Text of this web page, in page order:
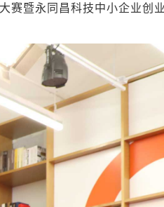
赛暨永同昌科技中小企业创